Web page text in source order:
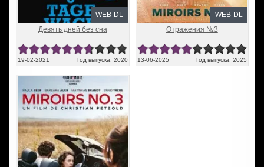
WEB-DL
Девять дней без сна
19-02-2021 Год выпуска: 2020
WEB-DL
Отражения №3
13-06-2025 Год выпуска: 2025